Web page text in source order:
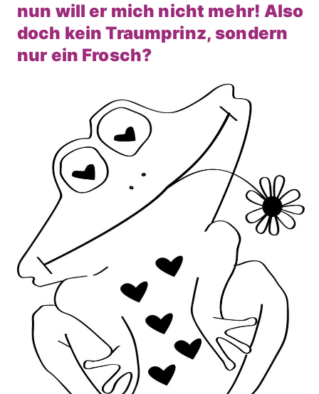
nun will er mich nicht mehr! Also
doch kein Traumprinz, sondern
nur ein Frosch?